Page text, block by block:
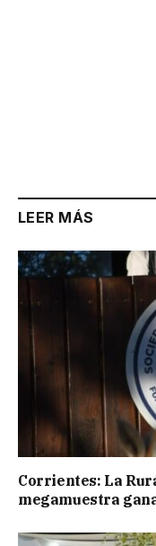
LEER MÁS
Corrientes: La
megamuestra